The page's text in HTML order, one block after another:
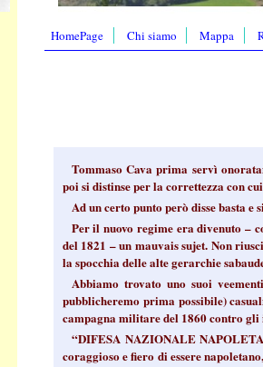
HomePage Chi siamo Mappa
Tommaso Cava prima servì
poi si distinse per la correttezza con
Ad un certo punto però disse basta e
Per il nuovo regime era divenuto –
del 1821 – un mauvais sujet. Non
la spocchia delle alte gerarchie
Abbiamo trovato uno suoi
pubblicheremo prima possibile)
campagna militare del 1860 contro
“DIFESA NAZIONALE
coraggioso e fiero di essere